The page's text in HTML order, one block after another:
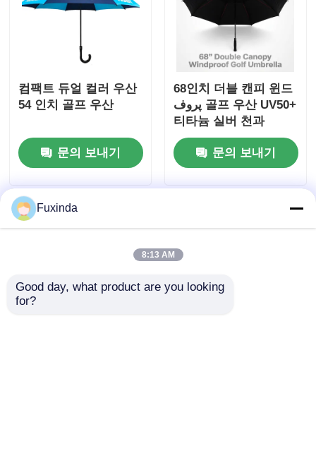
컴팩트 듀얼 컬러 우산
54 인치 골프 우산
문의 보내기
68인치 더블 캔피 윈드
پروف 골프 우산 UV50+
티타늄 실버 천과
100km/h 바람 저항
문의 보내기
Fuxinda
8:13 AM
Good day, what product are you looking
for?